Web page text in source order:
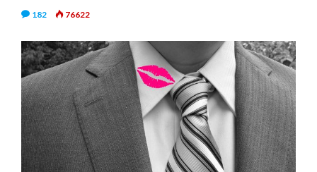
182 76622